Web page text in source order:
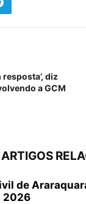
resposta’, diz
a GCM
ARTIGOS
de
2026